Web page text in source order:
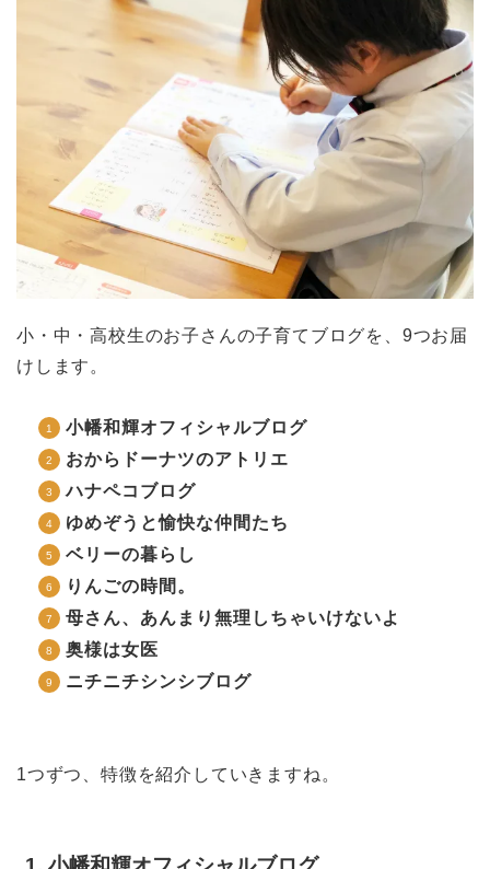
小・中・高校生のお子さんの子育てブログを、9つお届
けします。
小幡和輝オフィシャルブログ
おからドーナツのアトリエ
ハナペコブログ
ゆめぞうと愉快な仲間たち
ベリーの暮らし
りんごの時間。
母さん、あんまり無理しちゃいけないよ
奥様は女医
ニチニチシンシブログ
1つずつ、特徴を紹介していきますね。